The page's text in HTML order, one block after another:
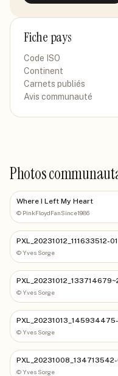
Fiche pays
Code ISO
Continent
Carnets publiés
Avis communauté
Photos
Where I Left My Heart
© PinkFloydFanSince1986
PXL_20231012_111633512-01
© Yves Sorge
© Yves Sorge
PXL_20231013_145934475-
© Yves Sorge
PXL_20231008_134713542-
© Yves Sorge